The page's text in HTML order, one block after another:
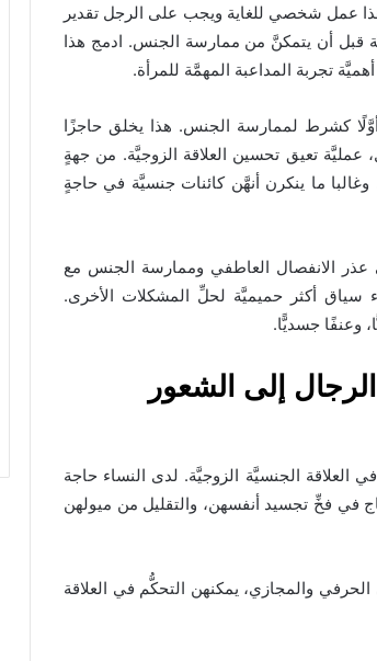
عمل شخصي للغاية ويجب على الرجل تقدير
قبل أن يتمكنَّ من ممارسة الجنس. ادمج هذا
تجربة المداعبة المهمَّة للمرأة.
كشرط لممارسة الجنس. هذا يخلق حاجزًا
عمليَّة تعيق تحسين العلاقة الزوجيَّة. من جهةٍ
ما ينكرن أنهَّن كائنات جنسيَّة في حاجةٍ
عذر الانفصال العاطفي وممارسة الجنس مع
سياق أكثر حميميَّة لحلِّ المشكلات الأخرى.
وعنفًا جسديًّا.
إلى الشعور
العلاقة الجنسيَّة الزوجيَّة. لدى النساء حاجة
في فخِّ تجسيد أنفسهن، والتقليل من ميولهن
والمجازي، يمكنهن التحكُّم في العلاقة